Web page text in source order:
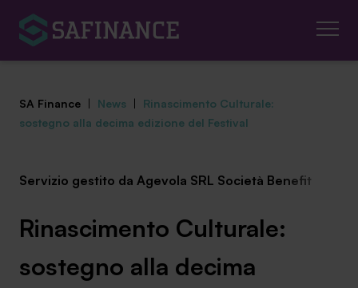
Mediazione Creditizia
Finanza Agevolata
Centro studi
SA Finance | News | Rinascimento Culturale:
sostegno alla decima edizione del Festival
Servizio gestito da Agevola SRL Società Benefit
Rinascimento Culturale:
sostegno alla decima